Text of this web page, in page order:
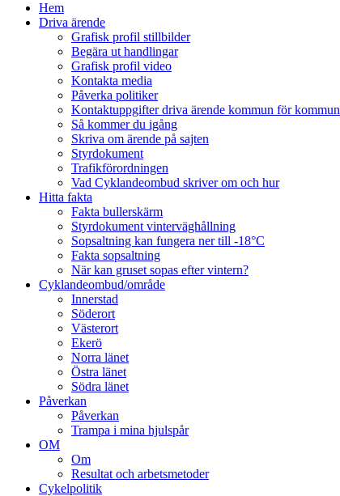
sökfältHem
Driva ärende
Grafisk profil stillbilder
Begära ut handlingar
Grafisk profil video
Kontakta media
Påverka politiker
Kontaktuppgifter driva ärende kommun för kommun
Så kommer du igång
Skriva om ärende på sajten
Styrdokument
Trafikförordningen
Vad Cyklandeombud skriver om och hur
Hitta fakta
Fakta bullerskärm
Styrdokument vinterväghållning
Sopsaltning kan fungera ner till -18°C
Fakta sopsaltning
När kan gruset sopas efter vintern?
Cyklandeombud/område
Innerstad
Söderort
Västerort
Ekerö
Norra länet
Östra länet
Södra länet
Påverkan
Påverkan
Trampa i mina hjulspår
OM
Om
Resultat och arbetsmetoder
Cykelpolitik